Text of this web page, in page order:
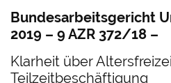
Bundesarbeitsgericht
2019 – 9 AZR 372/18 –
Klarheit über
Teilzeitbeschäftigung